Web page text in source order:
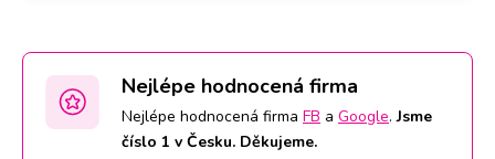
Nejlépe hodnocená firma
Nejlépe hodnocená firma FB a Google.Jsme
číslo 1 v Česku. Děkujeme.